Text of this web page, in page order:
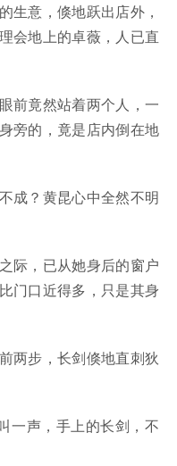
生意，倏地跃出店外，
会地上的卓薇，人已直
前竟然站着两个人，一
旁的，竟是店内倒在地
成？黄昆心中全然不明
际，已从她身后的窗户
门口近得多，只是其身
两步，长剑倏地直刺狄
一声，手上的长剑，不